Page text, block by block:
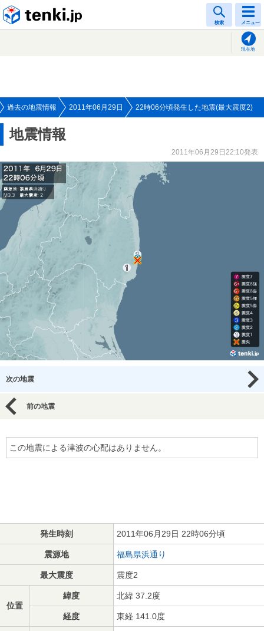
検索 メニュー
現在地
過去の地震情報 2011年06月29日 22時06分頃発生した地震(最大震度2)
地震情報
2011年06月29日22:10発表
次の地震
前の地震
この地震による津波の心配はありません。
発生時刻 2011年06月29日 22時06分頃
震源地 福島県浜通り
最大震度 震度2
位置
緯度 北緯 37.2度
経度 東経 141.0度